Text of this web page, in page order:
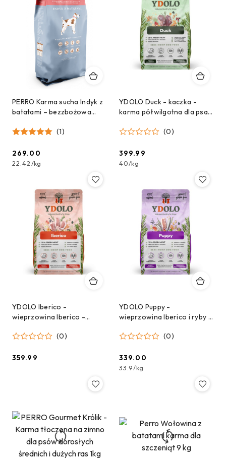
PERRO Karma sucha Indyk z
batatami – bezzbożowa
dorosłych średnich i dużych
(1)
Cena:
269.00
22.42/kg
YDOLO Duck - kaczka -
karma półwilgotna dla psa
(0)
Cena:
399.99
40/kg
YDOLO Iberico -
wieprzowina Iberico -
10kg
(0)
Cena:
359.99
YDOLO Puppy -
wieprzowina Iberico i ryby -
szczeniąt 10kg(0)
Cena:
339.00
33.9/kg